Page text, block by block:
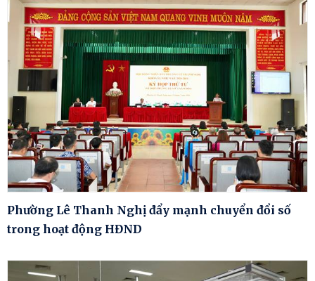
Phường Lê Thanh Nghị đẩy mạnh chuyển đổi số
trong hoạt động HĐND